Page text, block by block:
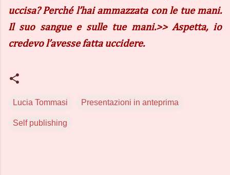
uccisa? Perché l’hai ammazzata con le tue mani.
Il suo sangue e sulle tue mani.>> Aspetta, io
credevo l’avesse fatta uccidere.
Lucia Tommasi Presentazioni in anteprima
Self publishing